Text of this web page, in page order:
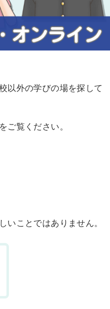
以外の学びの場を探して
ご覧ください。
ことではありません。